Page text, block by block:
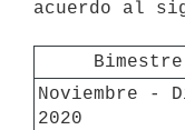
acuerdo al
Noviembre -
2020